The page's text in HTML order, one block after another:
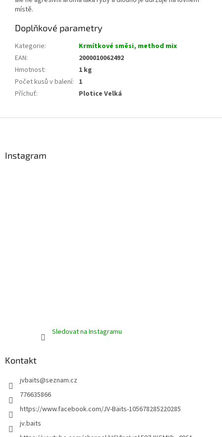
místě.
Doplňkové parametry
Kategorie:
Krmítkové směsi, method mix
EAN:
2000010062492
Hmotnost:
1 kg
Počet kusů v balení: 1
Příchuť: Plotice Velká
Instagram
Sledovat na Instagramu
Kontakt
jvbaits@seznam.cz
776635866
https://www.facebook.com/JV-Baits-105678285220285
jv.baits